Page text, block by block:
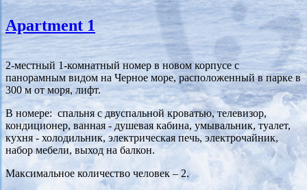
Apartment 1
2-местный 1-комнатный номер в новом корпусе с
панорамным видом на Черное море, расположенный в парке в
300 м от моря, лифт.
В номере: спальня с двуспальной кроватью, телевизор,
кондиционер, ванная - душевая кабина, умывальник, туалет,
кухня - холодильник, электрическая печь, электрочайник,
набор мебели, выход на балкон.
Максимальное количество человек – 2.